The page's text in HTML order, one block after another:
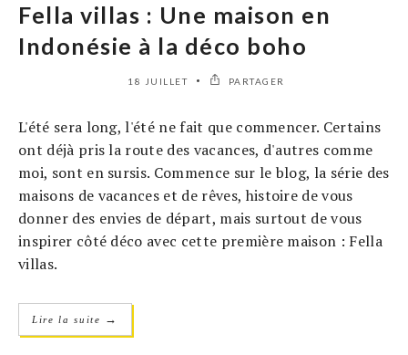
Fella villas : Une maison en
Indonésie à la déco boho
18 JUILLET PARTAGER
L'été sera long, l'été ne fait que commencer. Certains
ont déjà pris la route des vacances, d'autres comme
moi, sont en sursis. Commence sur le blog, la série des
maisons de vacances et de rêves, histoire de vous
donner des envies de départ, mais surtout de vous
inspirer côté déco avec cette première maison : Fella
villas.
Lire la suite →